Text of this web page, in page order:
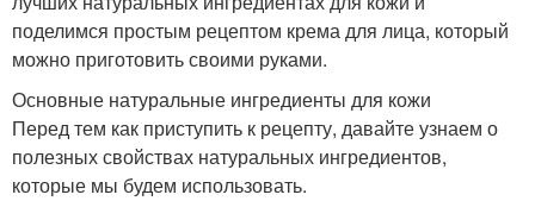
поделимся простым рецептом крема для лица, который
можно приготовить своими руками.
Основные натуральные ингредиенты для кожи
Перед тем как приступить к рецепту, давайте узнаем о
полезных свойствах натуральных ингредиентов,
которые мы будем использовать.